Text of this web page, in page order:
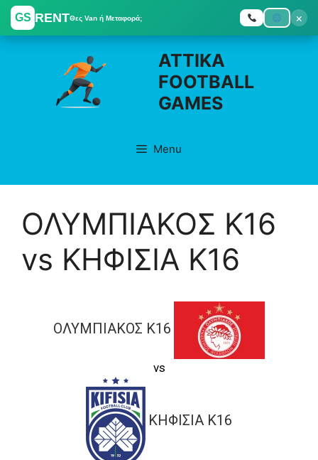
GS RENTΘες Van ή Μεταφορά;
×
Skip
ATTIKA
FOOTBALL
GAMES
Menu
ΟΛΥΜΠΙΑΚΟΣ K16
vs ΚΗΦΙΣΙΑ K16
ΟΛΥΜΠΙΑΚΟΣ K16
vs
ΚΗΦΙΣΙΑ K16